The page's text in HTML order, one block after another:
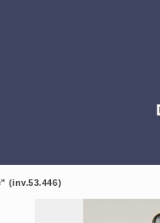
(inv.53.446)